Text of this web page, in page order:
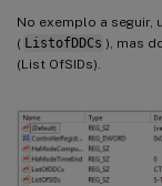
No exemplo a seguir,
( ListofDDCs ), mas
(List OfSIDs).